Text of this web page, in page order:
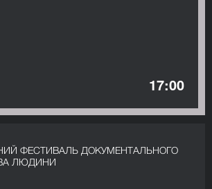
17:00
ФЕСТИВАЛЬ ДОКУМЕНТАЛЬНОГО
ЛЮДИНИ